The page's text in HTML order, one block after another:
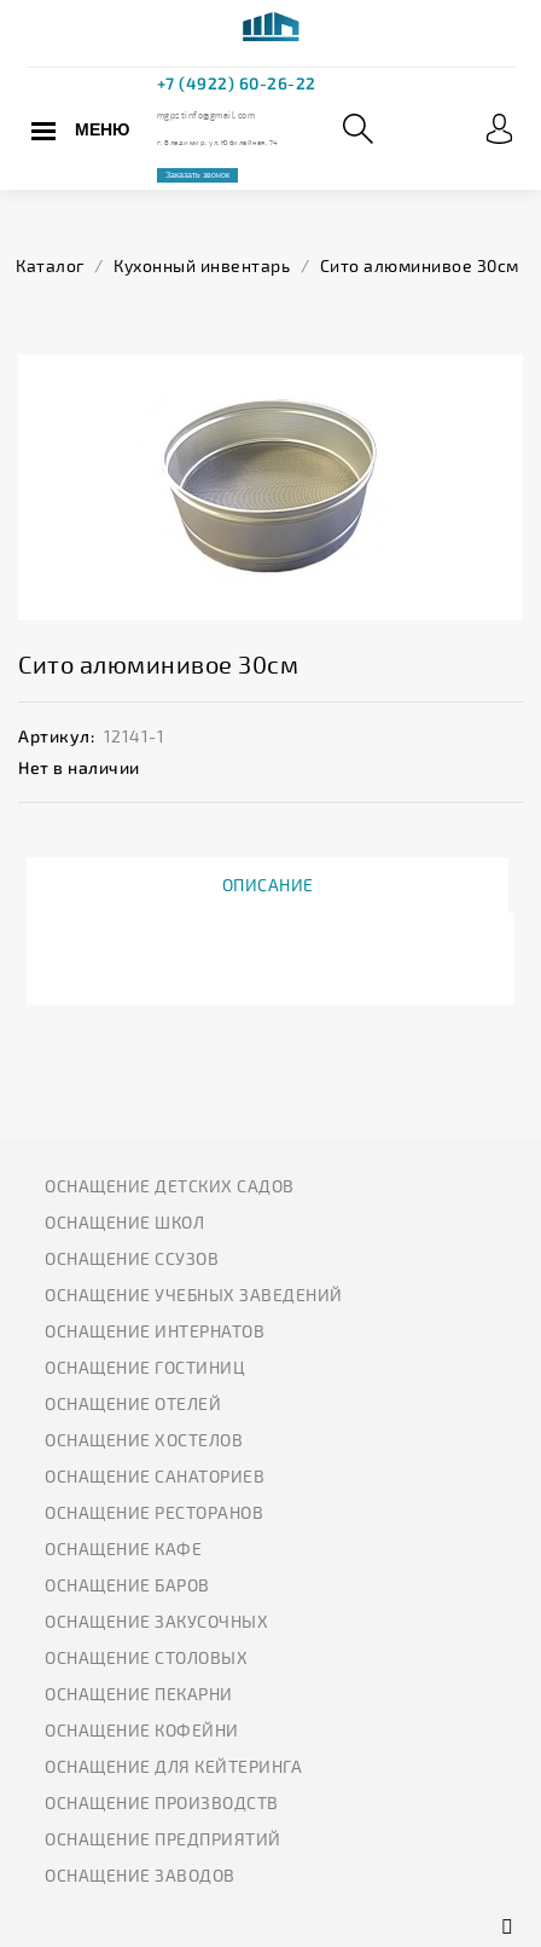
МЕНЮ
Каталог / Кухонный инвентарь / Сито алюминивое 30см
Сито алюминивое 30см
Артикул: 12141-1
Нет в наличии
ОПИСАНИЕ
ОСНАЩЕНИЕ ДЕТСКИХ САДОВ
ОСНАЩЕНИЕ ШКОЛ
ОСНАЩЕНИЕ ССУЗОВ
ОСНАЩЕНИЕ УЧЕБНЫХ ЗАВЕДЕНИЙ
ОСНАЩЕНИЕ ИНТЕРНАТОВ
ОСНАЩЕНИЕ ГОСТИНИЦ
ОСНАЩЕНИЕ ОТЕЛЕЙ
ОСНАЩЕНИЕ ХОСТЕЛОВ
ОСНАЩЕНИЕ САНАТОРИЕВ
ОСНАЩЕНИЕ РЕСТОРАНОВ
ОСНАЩЕНИЕ КАФЕ
ОСНАЩЕНИЕ БАРОВ
ОСНАЩЕНИЕ ЗАКУСОЧНЫХ
ОСНАЩЕНИЕ СТОЛОВЫХ
ОСНАЩЕНИЕ ПЕКАРНИ
ОСНАЩЕНИЕ КОФЕЙНИ
ОСНАЩЕНИЕ ДЛЯ КЕЙТЕРИНГА
ОСНАЩЕНИЕ ПРОИЗВОДСТВ
ОСНАЩЕНИЕ ПРЕДПРИЯТИЙ
ОСНАЩЕНИЕ ЗАВОДОВ